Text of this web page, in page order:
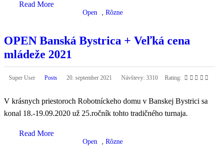
Read More
Open Rôzne
OPEN Banská Bystrica + Veľká cena
mládeže 2021
Super User Posts 20. september 2021 Návštevy: 3310 Rating:
V krásnych priestoroch Robotníckeho domu v Banskej Bystrici sa
konal 18.-19.09.2020 už 25.ročník tohto tradičného turnaja.
Read More
Open Rôzne